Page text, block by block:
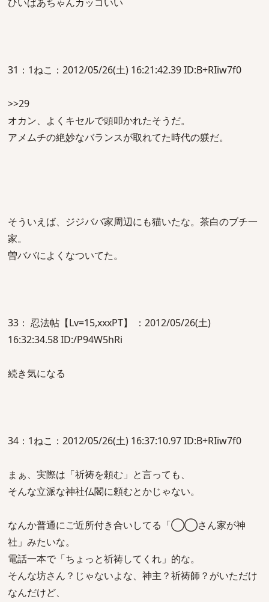
31：1ねこ：2012/05/26(土) 16:21:42.39 ID:B+RIiw7f0
>>29
オカン、よくキセルで頭叩かれたそうだ。
アメムチの絶妙なバランスが取れてた時代の躾だ。
そういえば、ジジババ家周辺にも猫いたな。茶白のブチ一
家。
曽ババによくなついてた。
33： 忍法帖【Lv=15,xxxPT】 ：2012/05/26(土)
16:32:34.58 ID:/P94W5hRi
続き気になる
34：1ねこ：2012/05/26(土) 16:37:10.97 ID:B+RIiw7f0
まぁ、実際は「祈祷を頼む」と言っても、
そんな立派な神社仏閣に頼むとかじゃない。
なんか普通にご近所付き合いしてる「◯◯さん家が神
社」みたいな。
電話一本で「ちょっと祈祷してくれ」的な。
そんな坊さん？じゃないよな、神主？祈祷師？がいただけ
なんだけど、